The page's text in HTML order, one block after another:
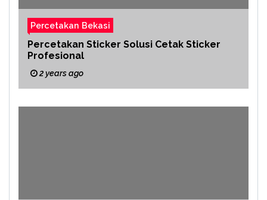
Percetakan Bekasi
Percetakan Sticker Solusi Cetak Sticker
Profesional
2 years ago